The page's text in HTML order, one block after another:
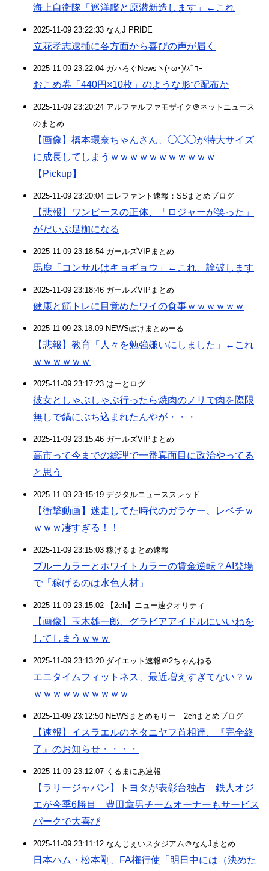
海上自衛隊「巡洋艦と原潜新造します」←これ
2025-11-09 23:22:33 なんJ PRIDE
立花孝志逮捕に各方面から喜びの声が届く
2025-11-09 23:22:04 ガハろぐNewsヽ(･ω･)/ｽﾞｺｰ
おこめ券「440円×10枚」のような形で配布か
2025-11-09 23:20:24 アルファルファモザイク＠ネットニュース
のまとめ
【画像】橋本環奈ちゃんさん、◯◯◯が特大サイズ
に成長してしまうｗｗｗｗｗｗｗｗｗｗｗ
【Pickup】
2025-11-09 23:20:04 エレファント速報：SSまとめブログ
【悲報】ワンピースの正体、「ロジャーが笑った」
がだいぶ足枷になる
2025-11-09 23:18:54 ガールズVIPまとめ
馬鹿「コンサルはキョギョウ」←これ、論破します
2025-11-09 23:18:46 ガールズVIPまとめ
健康と筋トレに目覚めたワイの食事ｗｗｗｗｗｗ
2025-11-09 23:18:09 NEWSぽけまとめーる
【悲報】教育「人々を勉強嫌いにしました」←これ
ｗｗｗｗｗｗ
2025-11-09 23:17:23 はーとログ
彼女としゃぶしゃぶ行ったら焼肉のノリで肉を際限
無しで鍋にぶち込まれたんやが・・・
2025-11-09 23:15:46 ガールズVIPまとめ
高市って今までの総理で一番真面目に政治やってる
と思う
2025-11-09 23:15:19 デジタルニューススレッド
【衝撃動画】迷走してた時代のガラケー、レベチｗ
ｗｗｗ凄すぎる！！
2025-11-09 23:15:03 稼げるまとめ速報
ブルーカラーとホワイトカラーの賃金逆転？AI登場
で「稼げるのは水色人材」
2025-11-09 23:15:02 【2ch】ニュー速クオリティ
【画像】玉木雄一郎、グラビアアイドルにいいねを
してしまうｗｗｗ
2025-11-09 23:13:20 ダイエット速報＠2ちゃんねる
エニタイムフィットネス、最近増えすぎてない？ｗ
ｗｗｗｗｗｗｗｗｗｗ
2025-11-09 23:12:50 NEWSまとめもりー｜2chまとめブログ
【速報】イスラエルのネタニヤフ首相達、『完全終
了』のお知らせ・・・・
2025-11-09 23:12:07 くるまにあ速報
【ラリージャパン】トヨタが表彰台独占 鉄人オジ
エが今季6勝目 豊田章男チームオーナーもサービス
パークで大喜び
2025-11-09 23:11:12 なんじぇいスタジアム＠なんJまとめ
日本ハム・松本剛、FA権行使「明日中には（決めた